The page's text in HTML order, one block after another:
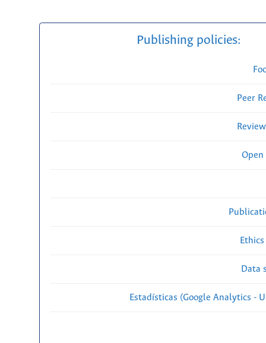
Publishing policies:
Peer
Open
Data
Estadísticas (Google Analytics -